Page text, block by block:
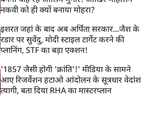
नकवी को ही क्यों बनाया मोहरा?
इशरत जहां के बाद अब अर्पिता सरकार...जैश के
रडार पर सुवेंदु, मोदी स्टाइल टार्गेट करने की
प्लानिंग, STF का बड़ा एक्शन!
'1857 जैसी होगी 'क्रांति'!' मीडिया के सामने
आए रिजर्वेशन हटाओ आंदोलन के सूत्रधार वेदांश
त्यागी, बता दिया RHA का मास्टरप्लान